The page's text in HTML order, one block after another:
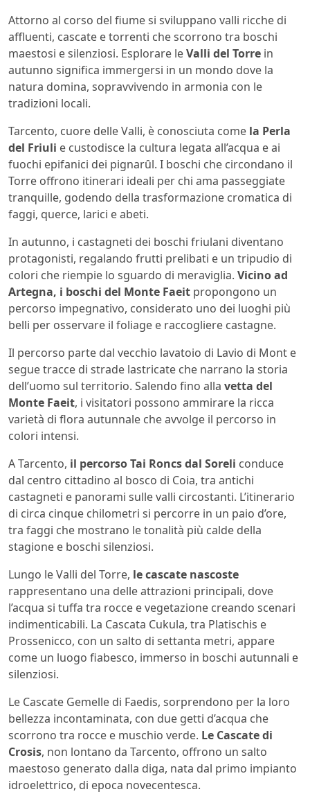
Attorno al corso del fiume si sviluppano valli ricche di
affluenti, cascate e torrenti che scorrono tra boschi
maestosi e silenziosi. Esplorare leValli del Torre in
autunno significa immergersi in un mondo dove la
natura domina, sopravvivendo in armonia con le
tradizioni locali.
Tarcento, cuore delle Valli, è conosciuta come la Perla
del Friuli e custodisce la cultura legata all’acqua e ai
fuochi epifanici dei pignarȗl. I boschi che circondano il
Torre offrono itinerari ideali per chi ama passeggiate
tranquille, godendo della trasformazione cromatica di
faggi, querce, larici e abeti.
In autunno, i castagneti dei boschi friulani diventano
protagonisti, regalando frutti prelibati e un tripudio di
colori che riempie lo sguardo di meraviglia. Vicino ad
Artegna, i boschi del Monte Faeit propongono un
percorso impegnativo, considerato uno dei luoghi più
belli per osservare il foliage e raccogliere castagne.
Il percorso parte dal vecchio lavatoio di Lavio di Mont e
segue tracce di strade lastricate che narrano la storia
dell’uomo sul territorio. Salendo fino alla vetta del
Monte Faeit, i visitatori possono ammirare la ricca
varietà di flora autunnale che avvolge il percorso in
colori intensi.
A Tarcento, il percorso Tai Roncs dal Soreli conduce
dal centro cittadino al bosco di Coia, tra antichi
castagneti e panorami sulle valli circostanti. L’itinerario
di circa cinque chilometri si percorre in un paio d’ore,
tra faggi che mostrano le tonalità più calde della
stagione e boschi silenziosi.
Lungo le Valli del Torre, le cascate nascoste
rappresentano una delle attrazioni principali, dove
l’acqua si tuffa tra rocce e vegetazione creando scenari
indimenticabili. La Cascata Cukula, tra Platischis e
Prossenicco, con un salto di settanta metri, appare
come un luogo fiabesco, immerso in boschi autunnali e
silenziosi.
Le Cascate Gemelle di Faedis, sorprendono per la loro
bellezza incontaminata, con due getti d’acqua che
scorrono tra rocce e muschio verde. Le Cascate di
Crosis, non lontano da Tarcento, offrono un salto
maestoso generato dalla diga, nata dal primo impianto
idroelettrico, di epoca novecentesca.